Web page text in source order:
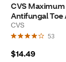
CVS
Antifungal Toe
Treatment, 1 FL
CVS
53
$14.49